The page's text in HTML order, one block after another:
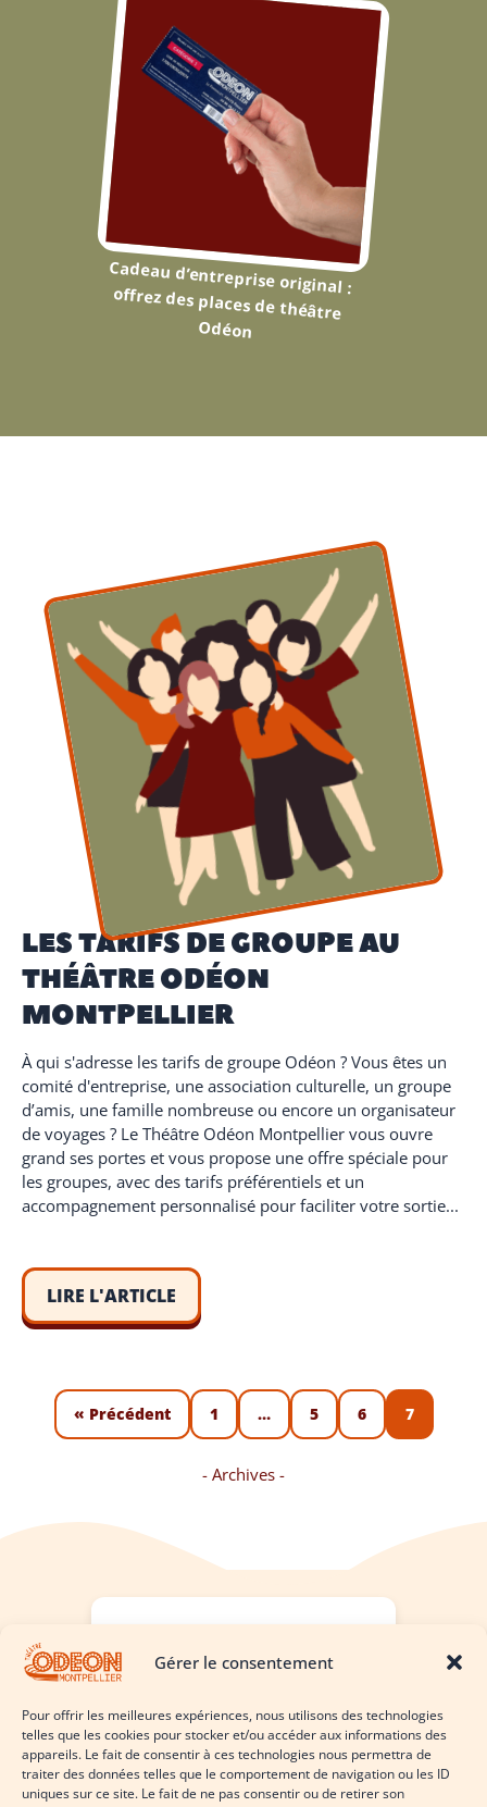
Gérer le consentement
Pour offrir les meilleures expériences, nous utilisons des technologies
telles que les cookies pour stocker et/ou accéder aux informations des
appareils. Le fait de consentir à ces technologies nous permettra de
traiter des données telles que le comportement de navigation ou les ID
uniques sur ce site. Le fait de ne pas consentir ou de retirer son
Le Théâtre : La Scène Idéale
pour un Team Building
Mémorable
Cadeau d’entreprise original :
offrez des places de théâtre
Odéon
LES TARIFS DE GROUPE AU
THÉÂTRE ODÉON
MONTPELLIER
À qui s'adresse les tarifs de groupe Odéon ? Vous êtes un
comité d'entreprise, une association culturelle, un groupe
d’amis, une famille nombreuse ou encore un organisateur
de voyages ? Le Théâtre Odéon Montpellier vous ouvre
grand ses portes et vous propose une offre spéciale pour
les groupes, avec des tarifs préférentiels et un
accompagnement personnalisé pour faciliter votre sortie...
LIRE L'ARTICLE
« Précédent 1 … 5 6 7
- Archives -